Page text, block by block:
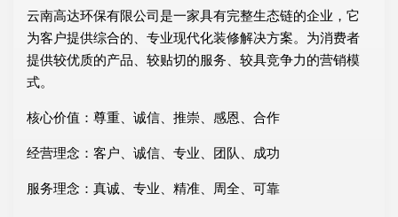
云南高达环保有限公司是一家具有完整生态链的企业，它
为客户提供综合的、专业现代化装修解决方案。为消费者
提供较优质的产品、较贴切的服务、较具竞争力的营销模
式。
核心价值：尊重、诚信、推崇、感恩、合作
经营理念：客户、诚信、专业、团队、成功
服务理念：真诚、专业、精准、周全、可靠